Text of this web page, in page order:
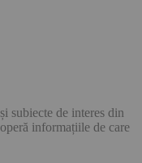
subiecte de interes din
informațiile de care